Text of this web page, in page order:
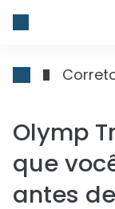
Olymp
que
antes